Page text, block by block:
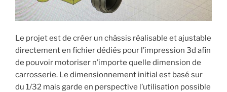
Le projet est de créer un châssis réalisable et ajustable
directement en fichier dédiés pour l’impression 3d afin
de pouvoir motoriser n’importe quelle dimension de
carrosserie. Le dimensionnement initial est basé sur
du 1/32 mais garde en perspective l’utilisation possible